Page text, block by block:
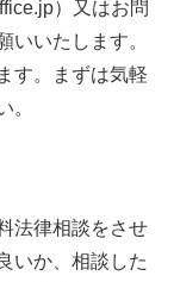
）又はお問
いいたします。
す。まずは気軽
。
法律相談をさせ
いか、相談した